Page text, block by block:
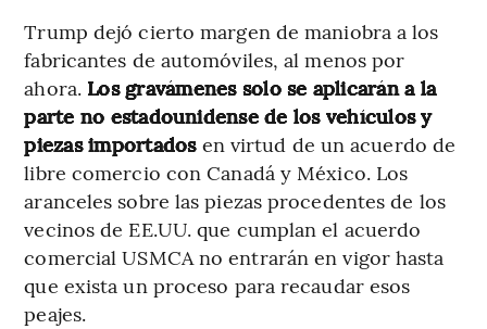
Trump dejó cierto margen de maniobra a los
fabricantes de automóviles, al menos por
ahora. Los gravámenes solo se aplicarán a la
parte no estadounidense de los vehículos y
piezas importadosen virtud de un acuerdo de
libre comercio con Canadá y México. Los
aranceles sobre las piezas procedentes de los
vecinos de EE.UU. que cumplan el acuerdo
comercial USMCA no entrarán en vigor hasta
que exista un proceso para recaudar esos
peajes.